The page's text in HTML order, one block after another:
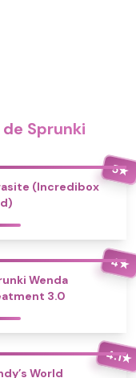
Sprunki
5★
(Incredibox
4★
Wenda
3.0
4.1★
World